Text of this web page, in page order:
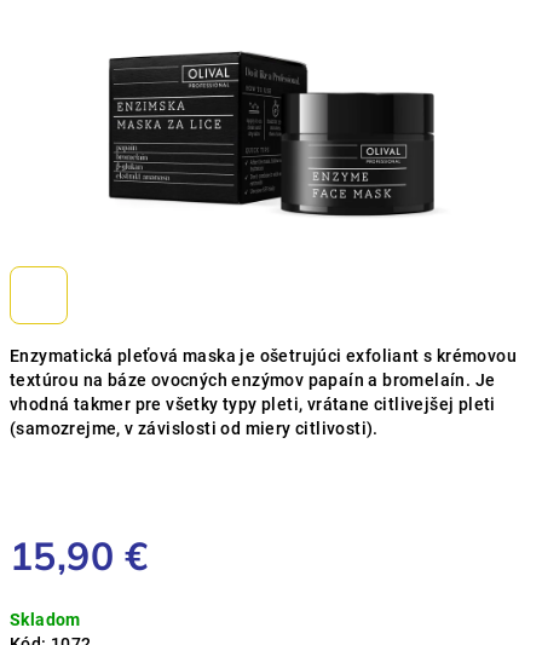
Enzymatická pleťová maska je ošetrujúci exfoliant s krémovou
textúrou na báze ovocných enzýmov papaín a bromelaín. Je
vhodná takmer pre všetky typy pleti, vrátane citlivejšej pleti
(samozrejme, v závislosti od miery citlivosti).
15,90 €
cena:
Skladom